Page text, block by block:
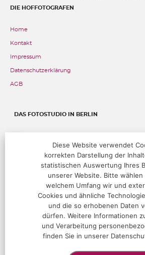
DIE HOFFOTOGRAFEN
Home
Kontakt
Impressum
Datenschutzerklärung
AGB
DAS FOTOSTUDIO IN BERLIN
+49 (0)30 283 05 68 00
studio@hoffotografen.de
Termine nur nach Vereinbarung
Diese Website verwendet
korrekten Darstellung der
statistischen Auswertung Ihres
unserer Website. Bitte wählen
welchem Umfang wir und
Cookies und ähnliche
und die so erhobenen Daten
dürfen. Weitere Informationen
und Verarbeitung
finden Sie in unserer